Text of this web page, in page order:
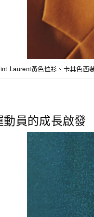
Laurent黃色恤衫、卡其色西
動員的成長啟發